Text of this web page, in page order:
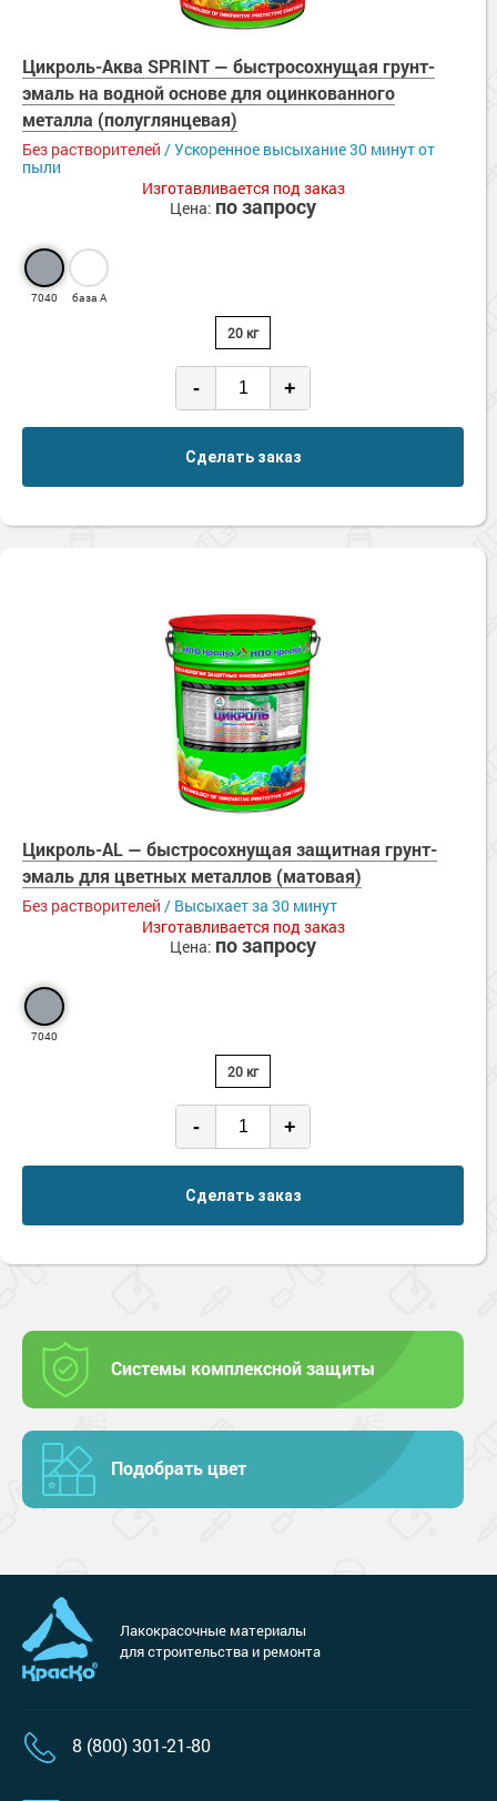
Цикроль-Аква SPRINT — быстросохнущая грунт-
эмаль на водной основе для оцинкованного
металла (полуглянцевая)
Без растворителей / Ускоренное высыхание 30 минут от
пыли
Изготавливается под заказ
Цена: по запросу
7040 база А
20 кг
- +
Сделать заказ
Цикроль-AL — быстросохнущая защитная грунт-
эмаль для цветных металлов (матовая)
Без растворителей / Высыхает за 30 минут
Изготавливается под заказ
Цена: по запросу
7040
20 кг
- +
Сделать заказ
Системы комплексной защиты
Подобрать цвет
Лакокрасочные материалы
для строительства и ремонта
8 (800) 301-21-80